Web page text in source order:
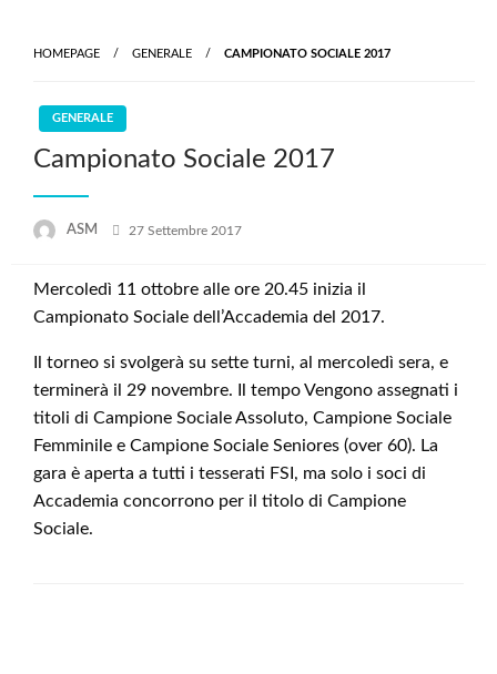
HOMEPAGE GENERALE CAMPIONATO SOCIALE 2017
GENERALE
Campionato Sociale 2017
ASM
Posted
27 Settembre 2017
Mercoledì 11 ottobre alle ore 20.45 inizia il
Campionato Sociale dell’Accademia del 2017.
Il torneo si svolgerà su sette turni, al mercoledì sera, e
terminerà il 29 novembre. Il tempo Vengono assegnati i
titoli di Campione Sociale Assoluto, Campione Sociale
Femminile e Campione Sociale Seniores (over 60). La
gara è aperta a tutti i tesserati FSI, ma solo i soci di
Accademia concorrono per il titolo di Campione
Sociale.